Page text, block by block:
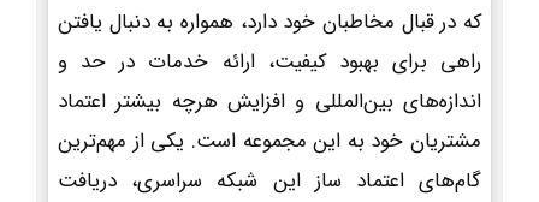
که در قبال مخاطبان خود دارد، همواره به دنبال یافتن
راهی برای بهبود کیفیت، ارائه خدمات در حد و
اندازه‌های بین‌المللی و افزایش هرچه بیشتر اعتماد
مشتریان خود به این مجموعه است. یکی از مهم‌ترین
گام‌های اعتماد ساز این شبکه سراسری، دریافت